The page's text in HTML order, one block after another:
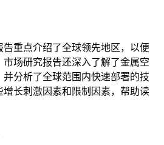
重点介绍了全球领先地区，以便
场研究报告还深入了解了金属空
分析了全球范围内快速部署的技
长刺激因素和限制因素，帮助读